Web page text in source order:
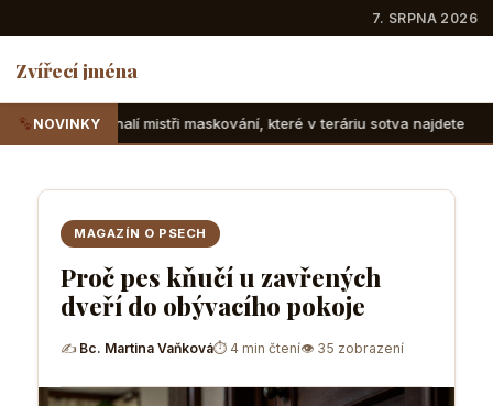
7. SRPNA 2026
Zvířecí jména
NOVINKY
maskování, které v teráriu sotva najdete Suchozemské
MAGAZÍN O PSECH
Proč pes kňučí u zavřených
dveří do obývacího pokoje
✍ Bc. Martina Vaňková⏱ 4 min čtení👁 35 zobrazení